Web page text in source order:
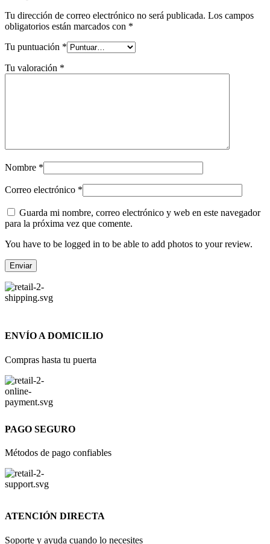
Tu dirección de correo electrónico no será publicada. Los campos
obligatorios están marcados con *
Tu puntuación *
Tu valoración *
Nombre *
Correo electrónico *
Guarda mi nombre, correo electrónico y web en este navegador
para la próxima vez que comente.
You have to be logged in to be able to add photos to your review.
ENVÍO A DOMICILIO
Compras hasta tu puerta
PAGO SEGURO
Métodos de pago confiables
ATENCIÓN DIRECTA
Soporte y ayuda cuando lo necesites